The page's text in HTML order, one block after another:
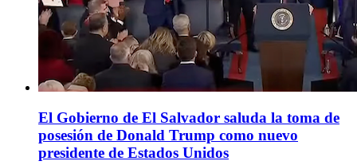
El Gobierno de El Salvador saluda la toma de
posesión de Donald Trump como nuevo
presidente de Estados Unidos